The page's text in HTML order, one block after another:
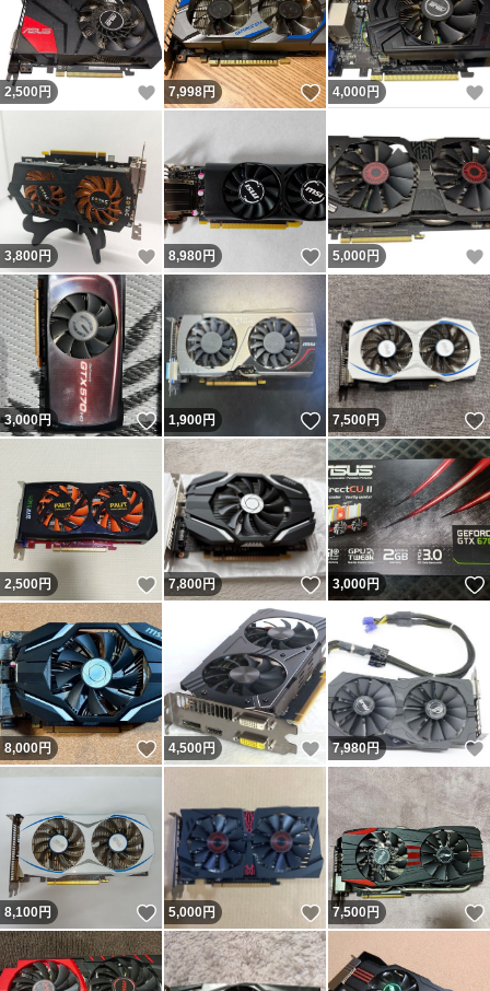
2,500 円 いいね！
7,998円 いいね！
4,000 円
3,800円 いいね！
8,980円 いいね！
5,000 円
3,000円 いいね！
1,900円 いいね！
7,500円
2,500円 いいね！
7,800円 いいね！
3,000円
8,000円 いいね！
4,500円 いいね！
7,980円
8,100円 いいね！
5,000円 いいね！
7,500円